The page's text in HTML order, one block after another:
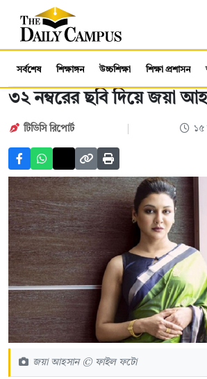
সর্বশেষ শিক্ষাঙ্গন উচ্চশিক্ষা শিক্ষা প্রশাসন
৩২ নম্বরের ছবি দিয়ে জয়া
টিডিসি রিপোর্ট ১৫
জয়া আহসান © ফাইল ফটো